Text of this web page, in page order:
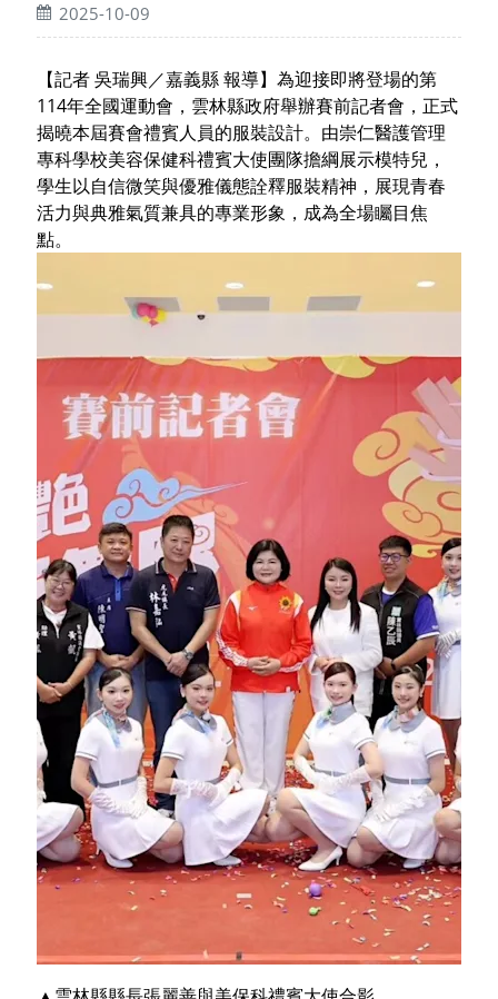
2025-10-09
【記者 吳瑞興／嘉義縣 報導】為迎接即將登場的第
114年全國運動會，雲林縣政府舉辦賽前記者會，正式
揭曉本屆賽會禮賓人員的服裝設計。由崇仁醫護管理
專科學校美容保健科禮賓大使團隊擔綱展示模特兒，
學生以自信微笑與優雅儀態詮釋服裝精神，展現青春
活力與典雅氣質兼具的專業形象，成為全場矚目焦
點。